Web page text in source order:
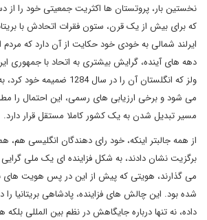
نخستین بار، پروتستان ها اکثریت جمعیتی خود را از
که برای بیش از یک قرن، ستون فقرات اتحادش با
ایرلند شمالی به خودی خود حکایت از آن دارد که مردم
دهه های آینده، گرایش بیشتری به اتحاد با جمهوری
ولز که انگلستان آن را در سال
می شود و برخی ارزیابی های رسمی، این احتمال را
مسیر تبدیل شدن به یک کشور کاملا مستقل قرار دارد.
از همه جالبتر اینکه، خود رای دهندگان انگلیسی هم،
برگزیت نشان دادند، به شکل فزاینده ای یک ملی
می گذارند، هویتی که پیش از این در پس هویت های
شده بود. این چالش های فزاینده، پادشاهی بریتانیا را
داده، نه تنها درباره جایگاهش در نظم بین المللی بلکه